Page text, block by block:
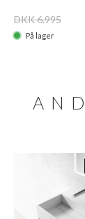
DKK 6.995
På lager